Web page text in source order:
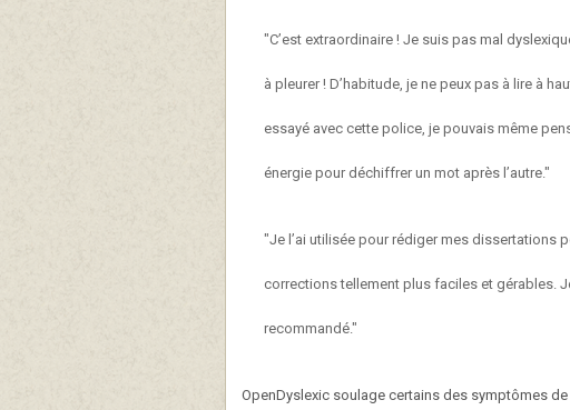
"C’est extraordinaire ! Je suis pas mal
à pleurer ! D’habitude, je ne peux pas à lire à
essayé avec cette police, je pouvais même
énergie pour déchiffrer un mot après l’autre."
"Je l’ai utilisée pour rédiger mes dissertations
corrections tellement plus faciles et gérables.
recommandé."
OpenDyslexic soulage certains des symptômes